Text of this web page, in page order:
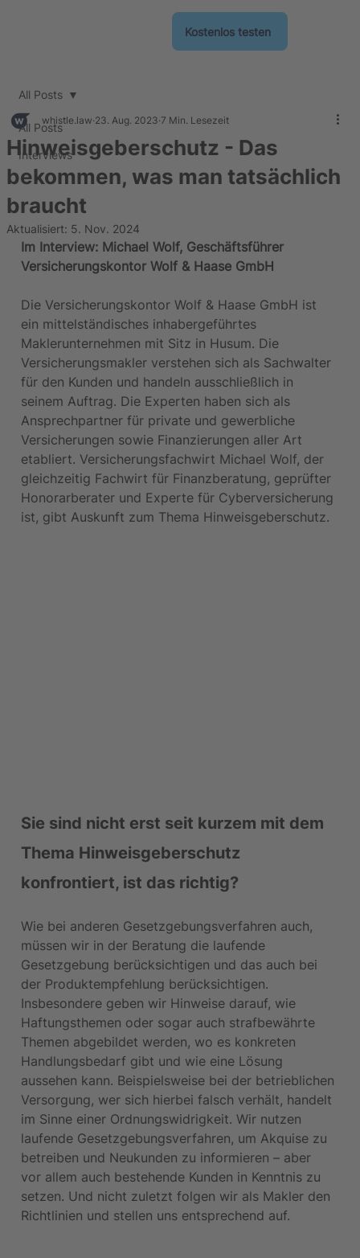
Kostenlos testen
All Posts
Interviews
All Posts
Hinweisgeberschutz - Das
bekommen, was man tatsächlich
braucht
whistle.law 23. Aug. 2023 7 Min. Lesezeit
Aktualisiert: 5. Nov. 2024
Im Interview: Michael Wolf, Geschäftsführer
Versicherungskontor Wolf & Haase GmbH
Die Versicherungskontor Wolf & Haase GmbH ist
ein mittelständisches inhabergeführtes
Maklerunternehmen mit Sitz in Husum. Die
Versicherungsmakler verstehen sich als Sachwalter
für den Kunden und handeln ausschließlich in
seinem Auftrag. Die Experten haben sich als
Ansprechpartner für private und gewerbliche
Versicherungen sowie Finanzierungen aller Art
etabliert. Versicherungsfachwirt Michael Wolf, der
gleichzeitig Fachwirt für Finanzberatung, geprüfter
Honorarberater und Experte für Cyberversicherung
ist, gibt Auskunft zum Thema Hinweisgeberschutz.
Sie sind nicht erst seit kurzem mit dem
Thema Hinweisgeberschutz
konfrontiert, ist das richtig?
Wie bei anderen Gesetzgebungsverfahren auch,
müssen wir in der Beratung die laufende
Gesetzgebung berücksichtigen und das auch bei
der Produktempfehlung berücksichtigen.
Insbesondere geben wir Hinweise darauf, wie
Haftungsthemen oder sogar auch strafbewährte
Themen abgebildet werden, wo es konkreten
Handlungsbedarf gibt und wie eine Lösung
aussehen kann. Beispielsweise bei der betrieblichen
Versorgung, wer sich hierbei falsch verhält, handelt
im Sinne einer Ordnungswidrigkeit. Wir nutzen
laufende Gesetzgebungsverfahren, um Akquise zu
betreiben und Neukunden zu informieren – aber
vor allem auch bestehende Kunden in Kenntnis zu
setzen. Und nicht zuletzt folgen wir als Makler den
Richtlinien und stellen uns entsprechend auf.